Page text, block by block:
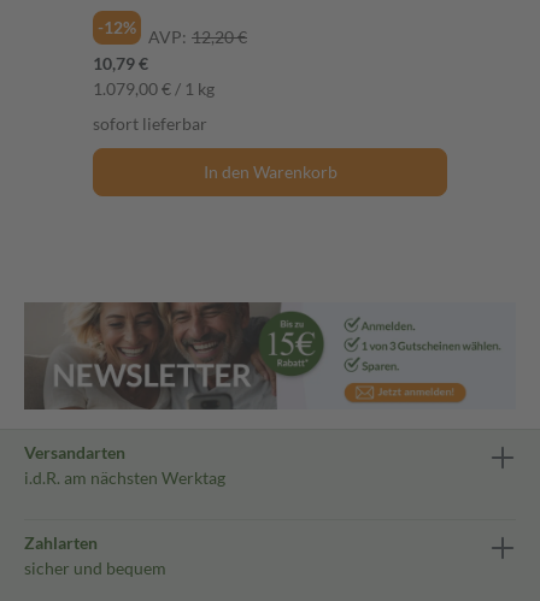
-12%
AVP: 12,20 €
10,79 €
1.079,00 € / 1 kg
sofort lieferbar
In den Warenkorb
Versandarten
i.d.R. am nächsten Werktag
Zahlarten
sicher und bequem